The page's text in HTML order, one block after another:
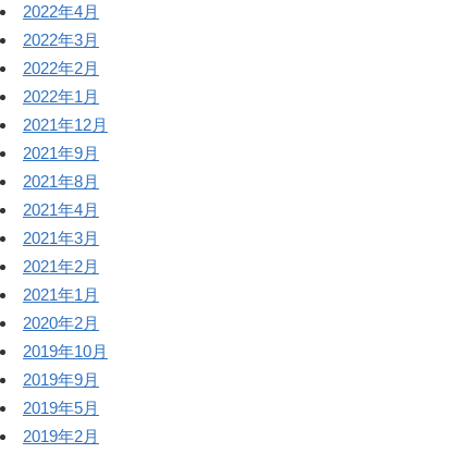
2022年4月
2022年3月
2022年2月
2022年1月
2021年12月
2021年9月
2021年8月
2021年4月
2021年3月
2021年2月
2021年1月
2020年2月
2019年10月
2019年9月
2019年5月
2019年2月